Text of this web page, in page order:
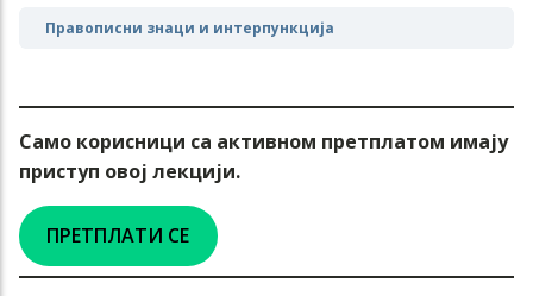
Правописни знаци и интерпункција
Само корисници са активном претплатом имају
приступ овој лекцији.
ПРЕТПЛАТИ СЕ